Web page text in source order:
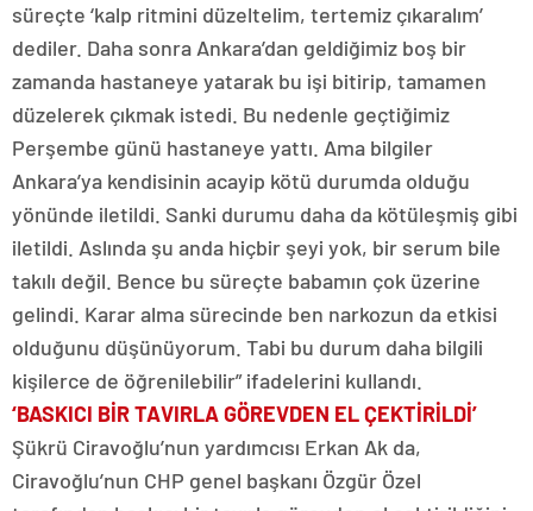
süreçte ‘kalp ritmini düzeltelim, tertemiz çıkaralım’
dediler. Daha sonra Ankara’dan geldiğimiz boş bir
zamanda hastaneye yatarak bu işi bitirip, tamamen
düzelerek çıkmak istedi. Bu nedenle geçtiğimiz
Perşembe günü hastaneye yattı. Ama bilgiler
Ankara’ya kendisinin acayip kötü durumda olduğu
yönünde iletildi. Sanki durumu daha da kötüleşmiş gibi
iletildi. Aslında şu anda hiçbir şeyi yok, bir serum bile
takılı değil. Bence bu süreçte babamın çok üzerine
gelindi. Karar alma sürecinde ben narkozun da etkisi
olduğunu düşünüyorum. Tabi bu durum daha bilgili
kişilerce de öğrenilebilir” ifadelerini kullandı.
‘BASKICI BİR TAVIRLA GÖREVDEN EL ÇEKTİRİLDİ’
Şükrü Ciravoğlu’nun yardımcısı Erkan Ak da,
Ciravoğlu’nun CHP genel başkanı Özgür Özel